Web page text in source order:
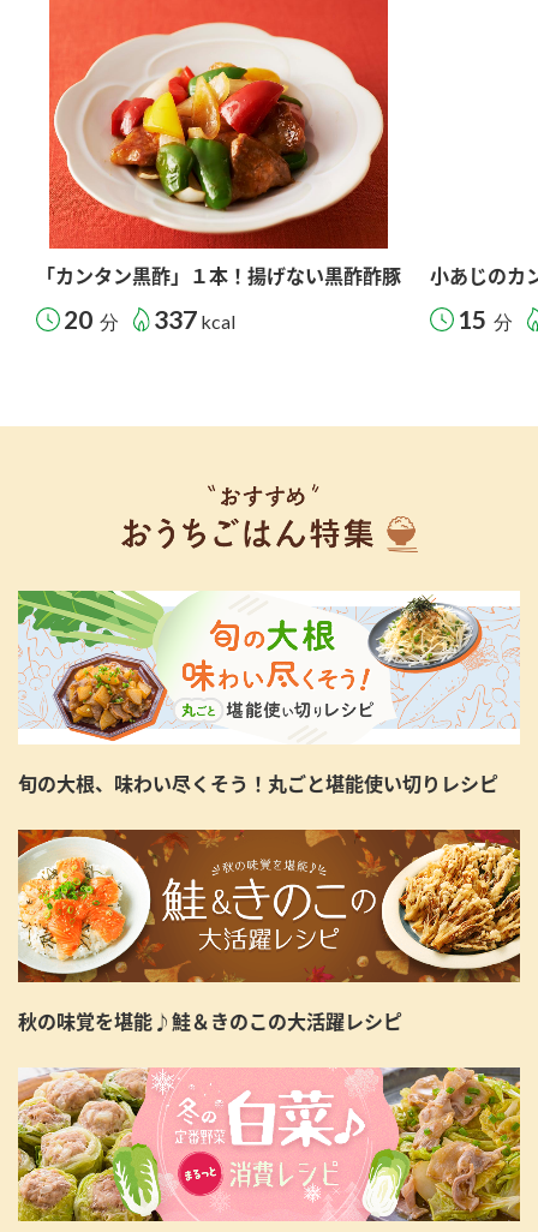
「カンタン黒酢」１本！揚げない黒酢酢豚
20 分 337 kcal
小あじのカ
15 分
旬の大根、味わい尽くそう！丸ごと堪能使い切りレシピ
秋の味覚を堪能♪鮭＆きのこの大活躍レシピ